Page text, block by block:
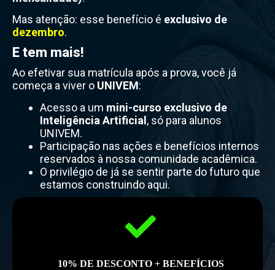
Mas atenção: esse benefício é exclusivo de
dezembro.
E tem mais!
Ao efetivar sua matrícula após a prova, você já
começa a viver o UNIVEM:
Acesso a um mini-curso exclusivo de
Inteligência Artificial, só para alunos
UNIVEM.
Participação nas ações e benefícios internos
reservados à nossa comunidade acadêmica.
O privilégio de já se sentir parte do futuro que
estamos construindo aqui.
10% DE DESCONTO + BENEFÍCIOS